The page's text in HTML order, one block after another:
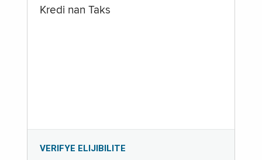
Kredi nan Taks
VERIFYE ELIJIBILITE